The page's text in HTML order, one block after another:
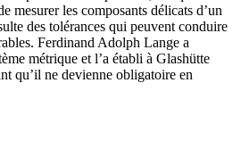
mesurer les composants délicats d’un
des tolérances qui peuvent conduire
Ferdinand Adolph Lange a
métrique et l’a établi à Glashütte
qu’il ne devienne obligatoire en